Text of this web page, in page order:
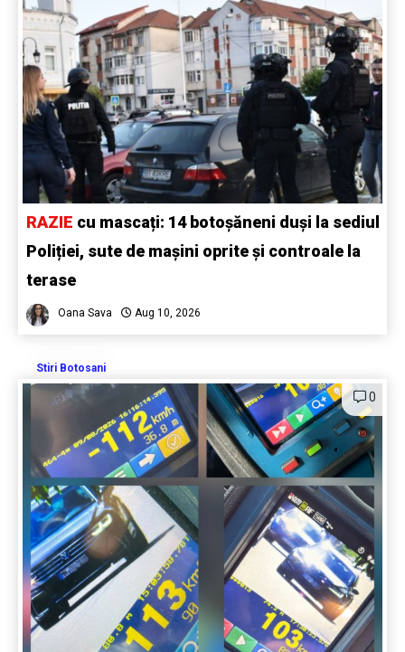
RAZIE cu mascați: 14 botoșăneni duși la sediul
Poliției, sute de mașini oprite și controale la
terase
Oana Sava Aug 10, 2026
Stiri Botosani
0